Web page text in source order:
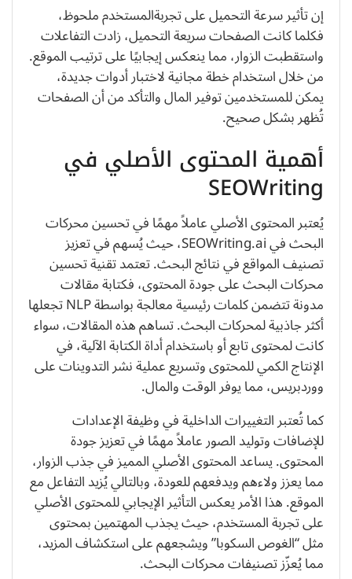
إن تأثير سرعة التحميل على تجربةالمستخدم ملحوظ،
فكلما كانت الصفحات سريعة التحميل، زادت التفاعلات
واستقطبت الزوار، مما ينعكس إيجابيًا على ترتيب الموقع.
من خلال استخدام خطة مجانية لاختبار أدوات جديدة،
يمكن للمستخدمين توفير المال والتأكد من أن الصفحات
تُظهر بشكل صحيح.
أهمية المحتوى الأصلي في
SEOWriting
يُعتبر المحتوى الأصلي عاملاً مهمًا في تحسين محركات
البحث في SEOWriting.ai، حيث يُسهم في تعزيز
تصنيف المواقع في نتائج البحث. تعتمد تقنية تحسين
محركات البحث على جودة المحتوى، فكتابة مقالات
مدونة تتضمن كلمات رئيسية معالجة بواسطة NLP تجعلها
أكثر جاذبية لمحركات البحث. تساهم هذه المقالات، سواء
كانت لمحتوى تابع أو باستخدام أداة الكتابة الآلية، في
الإنتاج الكمي للمحتوى وتسريع عملية نشر التدوينات على
ووردبريس، مما يوفر الوقت والمال.
كما تُعتبر التغييرات الداخلية في وظيفة الإعدادات
للإضافات وتوليد الصور عاملاً مهمًا في تعزيز جودة
المحتوى. يساعد المحتوى الأصلي المميز في جذب الزوار،
مما يعزز ولاءهم ويدفعهم للعودة، وبالتالي يُزيد التفاعل مع
الموقع. هذا الأمر يعكس التأثير الإيجابي للمحتوى الأصلي
على تجربة المستخدم، حيث يجذب المهتمين بمحتوى
مثل “الغوص السكوبا” ويشجعهم على استكشاف المزيد،
مما يُعزّز تصنيفات محركات البحث.